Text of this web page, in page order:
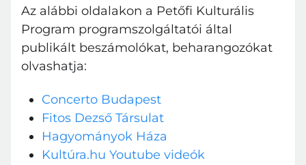
Az alábbi oldalakon a Petőfi Kulturális
Program programszolgáltatói által
publikált beszámolókat, beharangozókat
olvashatja:
Concerto Budapest
Fitos Dezső Társulat
Hagyományok Háza
Kultúra.hu Youtube videók